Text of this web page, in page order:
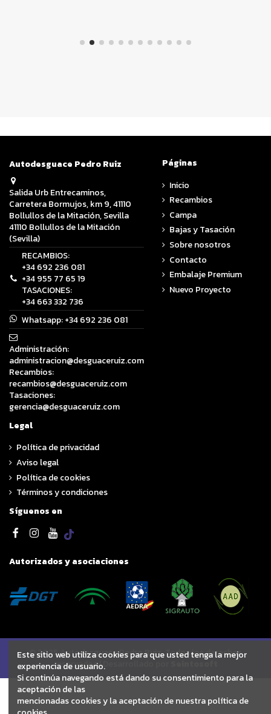
Autodesguace Pedro Ruiz
Salida Urb Entrecaminos,
Carretera Bormujos, km 9, 41110
Bollullos de la Mitación, Sevilla
41110 Bollullos de la Mitación
(Sevilla)
RECAMBIOS:
+34 692 236 081
+34 955 77 65 19
TASACIONES:
+34 663 332 736
Whatsapp:+34 692 236 081
Administración:
administracion@desguaceruiz.com
Recambios:
recambios@desguaceruiz.com
Tasaciones:
gerencia@desguaceruiz.com
Páginas
Inicio
Recambios
Campa
Bajas y Tasación
Sobre nosotros
Contacto
Embalaje Premium
Nuevo Proyecto
Legal
Política de privacidad
Aviso legal
Política de cookies
Términos y condiciones
Síguenos en
Autorizados y asociaciones
© 2025 Autodesguace Pedro Ruiz. Todos los derechos
reservados | Desarrollado por
Seintosoft
Este sitio web utiliza cookies para que usted tenga la mejor
experiencia de usuario.
Si continúa navegando está dando su consentimiento para la
aceptación de las
mencionadas cookies y la aceptación de nuestra política de